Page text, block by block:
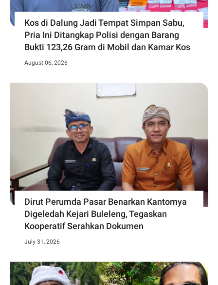
Kos di Dalung Jadi Tempat Simpan Sabu,
Pria Ini Ditangkap Polisi dengan Barang
Bukti 123,26 Gram di Mobil dan Kamar Kos
August 06, 2026
Dirut Perumda Pasar Benarkan Kantornya
Digeledah Kejari Buleleng, Tegaskan
Kooperatif Serahkan Dokumen
July 31, 2026